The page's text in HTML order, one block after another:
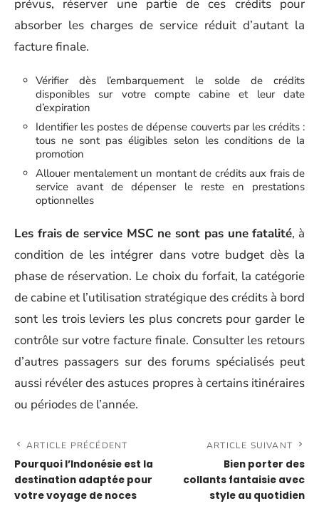
prévus, réserver une partie de ces crédits pour
absorber les charges de service réduit d’autant la
facture finale.
Vérifier dès l’embarquement le solde de crédits
disponibles sur votre compte cabine et leur date
d’expiration
Identifier les postes de dépense couverts par les crédits :
tous ne sont pas éligibles selon les conditions de la
promotion
Allouer mentalement un montant de crédits aux frais de
service avant de dépenser le reste en prestations
optionnelles
Les frais de service MSC ne sont pas une fatalité, à
condition de les intégrer dans votre budget dès la
phase de réservation. Le choix du forfait, la catégorie
de cabine et l’utilisation stratégique des crédits à bord
sont les trois leviers les plus concrets pour garder le
contrôle sur votre facture finale. Consulter les retours
d’autres passagers sur des forums spécialisés peut
aussi révéler des astuces propres à certains itinéraires
ou périodes de l’année.
ARTICLE PRÉCÉDENT
Pourquoi l’Indonésie est la
destination adaptée pour
votre voyage de noces
ARTICLE SUIVANT
Bien porter des
collants fantaisie avec
style au quotidien